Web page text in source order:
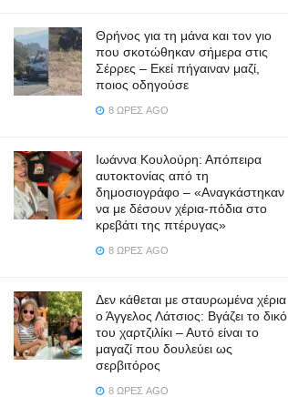
Θρήνος για τη μάνα και τον γιο
που σκοτώθηκαν σήμερα στις
Σέρρες – Εκεί πήγαιναν μαζί,
ποιος οδηγούσε
8 ΏΡΕΣ AGO
Ιωάννα Κουλούρη: Απόπειρα
αυτοκτονίας από τη
δημοσιογράφο – «Aναγκάστηκαν
να με δέσουν χέρια-πόδια στο
κρεβάτι της πτέρυγας»
8 ΏΡΕΣ AGO
Δεν κάθεται με σταυρωμένα χέρια
ο Άγγελος Λάτσιος: Βγάζει το δικό
του χαρτζιλίκι – Αυτό είναι το
μαγαζί που δουλεύει ως
σερβιτόρος
8 ΏΡΕΣ AGO